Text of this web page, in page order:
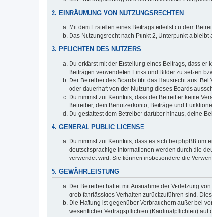
2. EINRÄUMUNG VON NUTZUNGSRECHTEN
Mit dem Erstellen eines Beitrags erteilst du dem
Das Nutzungsrecht nach Punkt 2, Unterpunkt a
3. PFLICHTEN DES NUTZERS
Du erklärst mit der Erstellung eines Beitrags, dass
Beiträgen verwendeten Links und Bilder zu setzen
Der Betreiber des Boards übt das Hausrecht aus.
oder dauerhaft von der Nutzung dieses Boards
Du nimmst zur Kenntnis, dass der Betreiber keine
Betreiber, dein Benutzerkonto, Beiträge und
Du gestattest dem Betreiber darüber hinaus, deine
4. GENERAL PUBLIC LICENSE
Du nimmst zur Kenntnis, dass es sich bei phpBB um
deutschsprachige Informationen werden durch die
verwendet wird. Sie können insbesondere die
5. GEWÄHRLEISTUNG
Der Betreiber haftet mit Ausnahme der Verletzung
grob fahrlässiges Verhalten zurückzuführen sind.
Die Haftung ist gegenüber Verbrauchern außer bei
wesentlicher Vertragspflichten (Kardinalpflichten)